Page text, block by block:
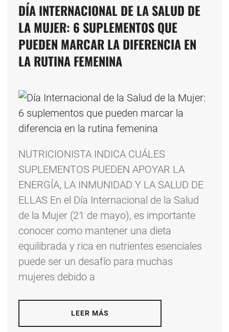
DÍA INTERNACIONAL DE LA SALUD DE
LA MUJER: 6 SUPLEMENTOS QUE
PUEDEN MARCAR LA DIFERENCIA EN
LA RUTINA FEMENINA
NUTRICIONISTA INDICA CUÁLES
SUPLEMENTOS PUEDEN APOYAR LA
ENERGÍA, LA INMUNIDAD Y LA SALUD DE
ELLAS En el Día Internacional de la Salud
de la Mujer (21 de mayo), es importante
conocer como mantener una dieta
equilibrada y rica en nutrientes esenciales
puede ser un desafío para muchas
mujeres debido a
LEER MÁS